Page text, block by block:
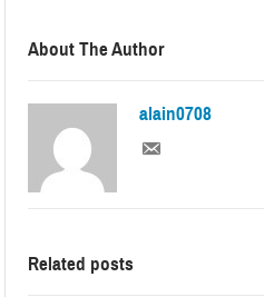
About The Author
alain0708
Related posts